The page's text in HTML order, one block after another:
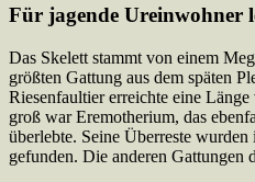
Für jagende Ureinwohner
Das Skelett stammt von einem
größten Gattung aus dem späten
Riesenfaultier erreichte eine
groß war Eremotherium, das
überlebte. Seine Überreste
gefunden. Die anderen Gattungen